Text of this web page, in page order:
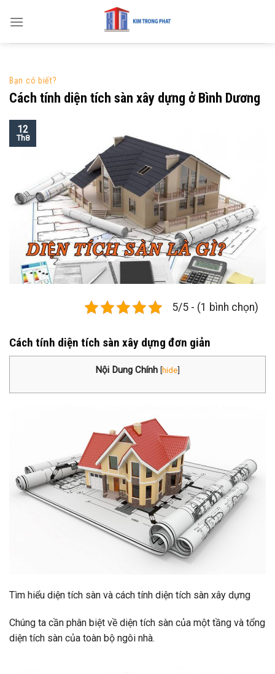
Bạn có biết?
Cách tính diện tích sàn xây dựng ở Bình Dương
12
Th8
5/5 - (1 bình chọn)
Cách tính diện tích sàn xây dựng đơn giản
Nội Dung Chính [hide]
Tìm hiểu diện tích sàn và cách tính diện tích sàn xây dựng
Chúng ta cần phân biệt về diện tích sàn của một tầng và tổng
diện tích sàn của toàn bộ ngôi nhà.